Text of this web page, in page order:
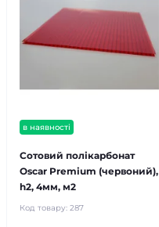
в наявності
Сотовий полікарбонат
Oscar Premium (червоний),
h2, 4мм, м2
Код товару: 287